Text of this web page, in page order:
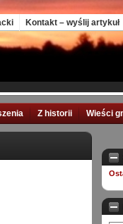
Kontakt – wyślij artykuł
Z historii Wieści